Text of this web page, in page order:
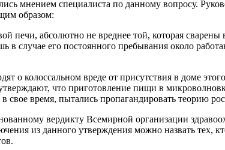
мнением специалиста по данному вопросу.
образом:
печи, абсолютно не вреднее той, которая
в случае его постоянного пребывания около
о колоссальном вреде от присутствия в доме
что приготовление пищи в
время, пытались пропагандировать теорию
вердикту Всемирной организации
из данного утверждения можно назвать тех,